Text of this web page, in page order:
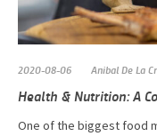
2020-08-06 Anibal De La
Health & Nutrition: A
One of the biggest food